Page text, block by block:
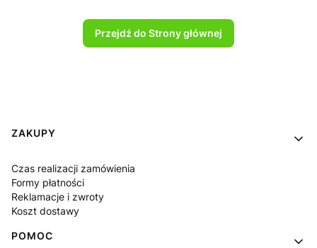
Przejdź do Strony głównej
Linki w stopce
ZAKUPY
Czas realizacji zamówienia
Formy płatności
Reklamacje i zwroty
Koszt dostawy
POMOC